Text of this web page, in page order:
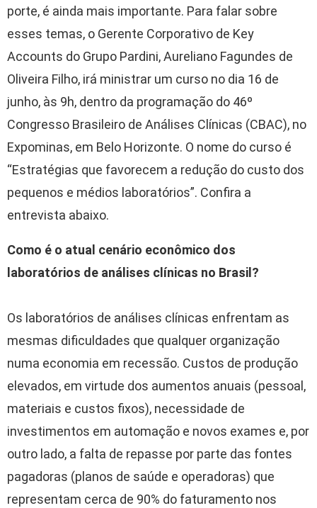
porte, é ainda mais importante. Para falar sobre
esses temas, o Gerente Corporativo de Key
Accounts do Grupo Pardini, Aureliano Fagundes de
Oliveira Filho, irá ministrar um curso no dia 16 de
junho, às 9h, dentro da programação do 46º
Congresso Brasileiro de Análises Clínicas (CBAC), no
Expominas, em Belo Horizonte. O nome do curso é
“Estratégias que favorecem a redução do custo dos
pequenos e médios laboratórios”. Confira a
entrevista abaixo.
Como é o atual cenário econômico dos
laboratórios de análises clínicas no Brasil?
Os laboratórios de análises clínicas enfrentam as
mesmas dificuldades que qualquer organização
numa economia em recessão. Custos de produção
elevados, em virtude dos aumentos anuais (pessoal,
materiais e custos fixos), necessidade de
investimentos em automação e novos exames e, por
outro lado, a falta de repasse por parte das fontes
pagadoras (planos de saúde e operadoras) que
representam cerca de 90% do faturamento nos